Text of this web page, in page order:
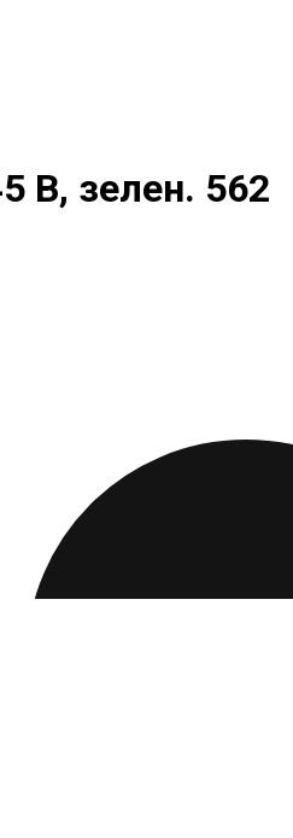
B, зелен. 562